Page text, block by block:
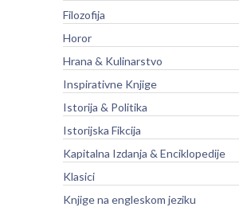
Filozofija
Horor
Hrana & Kulinarstvo
Inspirativne Knjige
Istorija & Politika
Istorijska Fikcija
Kapitalna Izdanja & Enciklopedije
Klasici
Knjige na engleskom jeziku